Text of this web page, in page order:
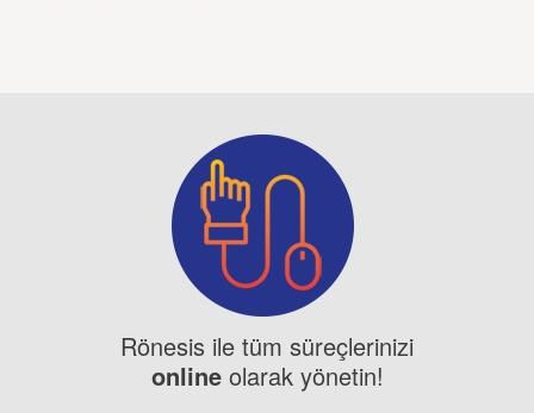
Rönesis ile tüm süreçlerinizi
online olarak yönetin!